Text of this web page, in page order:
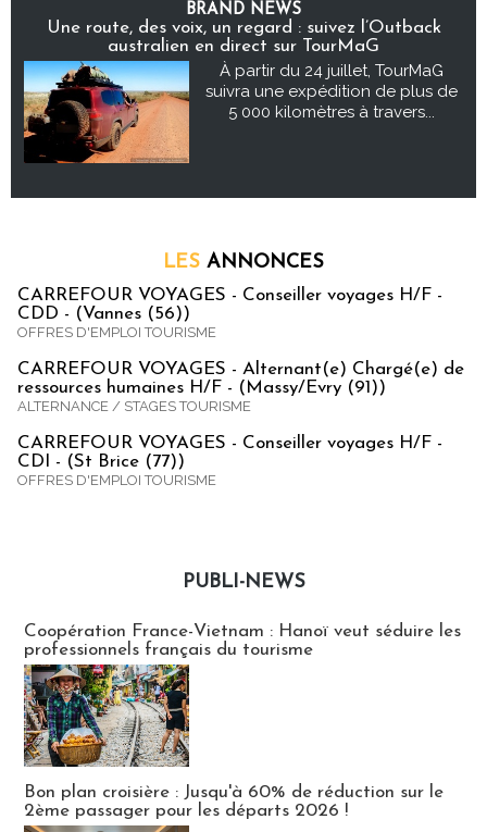
BRAND NEWS
Une route, des voix, un regard : suivez l’Outback
australien en direct sur TourMaG
À partir du 24 juillet, TourMaG
suivra une expédition de plus de
5 000 kilomètres à travers...
LES ANNONCES
CARREFOUR VOYAGES - Conseiller voyages H/F -
CDD - (Vannes (56))
OFFRES D'EMPLOI TOURISME
CARREFOUR VOYAGES - Alternant(e) Chargé(e) de
ressources humaines H/F - (Massy/Evry (91))
ALTERNANCE / STAGES TOURISME
CARREFOUR VOYAGES - Conseiller voyages H/F -
CDI - (St Brice (77))
OFFRES D'EMPLOI TOURISME
PUBLI-NEWS
Coopération France-Vietnam : Hanoï veut séduire les
professionnels français du tourisme
Bon plan croisière : Jusqu'à 60% de réduction sur le
2ème passager pour les départs 2026 !